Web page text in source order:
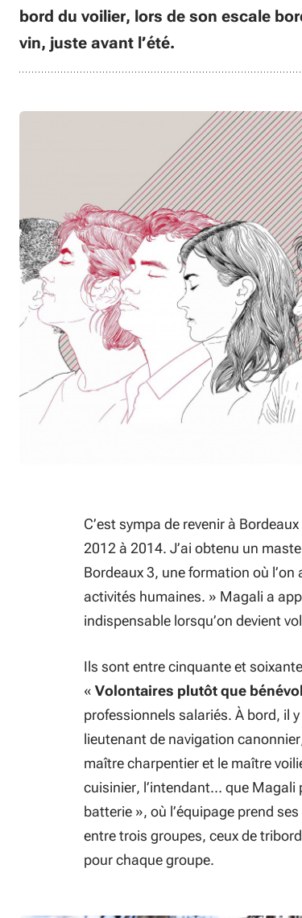
bord du voilier, lors de son escale
vin, juste avant l’été.
C’est sympa de revenir à
2012 à 2014. J’ai obtenu un
Bordeaux 3, une formation où
activités humaines. » Magali a
indispensable lorsqu’on devient
Ils sont entre cinquante et
« Volontaires plutôt que
professionnels salariés. À bord, il
lieutenant de navigation
maître charpentier et le maître
cuisinier, l’intendant… que Magali
batterie », où l’équipage prend
entre trois groupes, ceux de
pour chaque groupe.